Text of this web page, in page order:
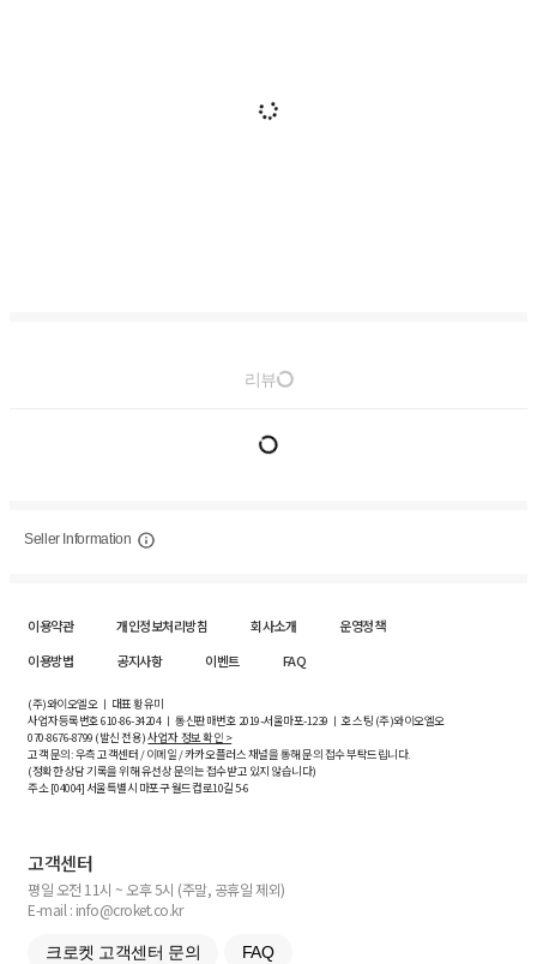
리뷰
Seller Information
이용약관 개인정보처리방침 회사소개
운영정책
이용방법
공지사항 이벤트 FAQ
(주)와이오엘오 ㅣ 대표 황유미
사업자등록번호610-86-34204ㅣ 통신판매번호 2019-서울마포-1239 ㅣ 호스팅 (주)와이오엘오
070-8676-8799 (발신 전용)사업자 정보 확인 >
고객 문의: 우측 고객센터 / 이메일 / 카카오플러스 채널을 통해 문의 접수 부탁드립니다.
(정확한 상담 기록을 위해 유선상 문의는 접수받고 있지 않습니다)
주소 [04004] 서울특별시 마포구 월드컵로10길5-6
고객센터
평일 오전 11시 ~ 오후 5시 (주말, 공휴일 제외)
E-mail : info@croket.co.kr
크로켓 고객센터 문의 FAQ